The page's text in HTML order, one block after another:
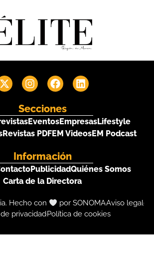
Secciones
EventosEmpresasLifestyle
Revistas PDFEM VideosEM Podcast
Información
PublicidadQuiénes Somos
Carta de la Directora
Hecho con por SONOMAAviso legal
privacidadPolítica de cookies